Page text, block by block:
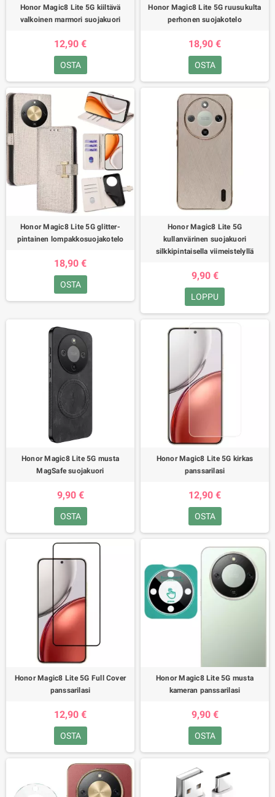
Honor Magic8 Lite 5G kiiltävä
valkoinen marmori suojakuori
12,90 €
OSTA
Honor Magic8 Lite 5G ruusukulta
perhonen suojakotelo
18,90 €
OSTA
Honor Magic8 Lite 5G glitter-
pintainen lompakkosuojakotelo
18,90 €
OSTA
Honor Magic8 Lite 5G
kullanvärinen suojakuori
silkkipintaisella viimeistelyllä
9,90 €
LOPPU
Honor Magic8 Lite 5G musta
MagSafe suojakuori
9,90 €
OSTA
Honor Magic8 Lite 5G kirkas
panssarilasi
12,90 €
OSTA
Honor Magic8 Lite 5G Full Cover
panssarilasi
12,90 €
OSTA
Honor Magic8 Lite 5G musta
kameran panssarilasi
9,90 €
OSTA